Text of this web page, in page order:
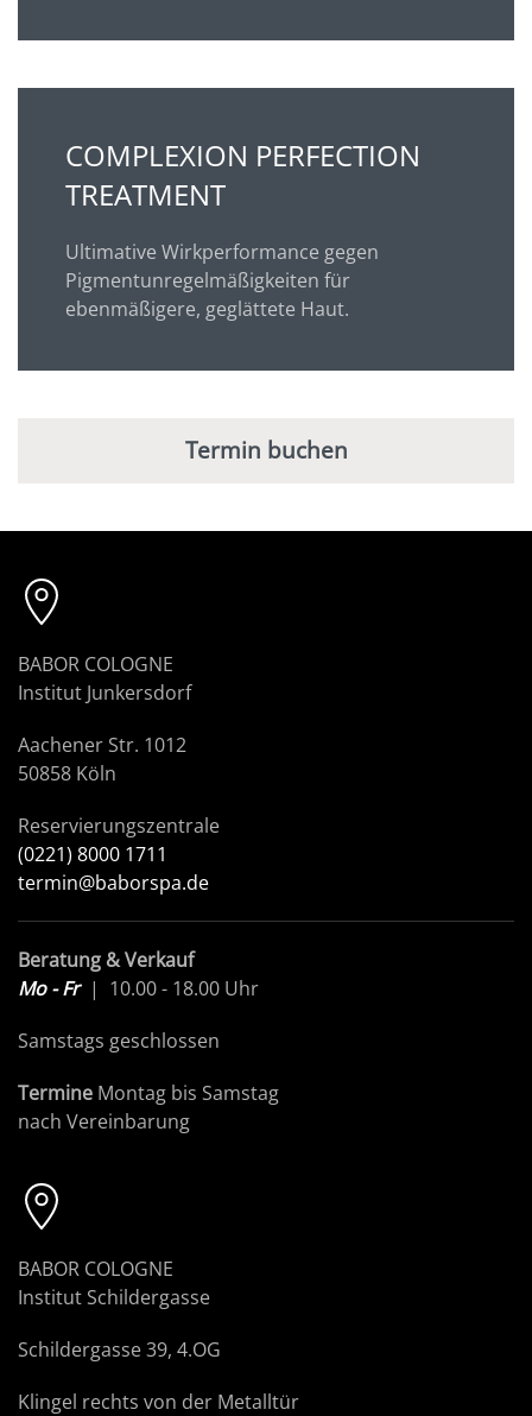
COMPLEXION PERFECTION
TREATMENT
Ultimative Wirkperformance gegen
Pigmentunregelmäßigkeiten für
ebenmäßigere, geglättete Haut.
Termin buchen
BABOR COLOGNE
Institut Junkersdorf
Aachener Str. 1012
50858 Köln
Reservierungszentrale
(0221) 8000 1711
termin@baborspa.de
Beratung & Verkauf
Mo - Fr| 10.00 - 18.00 Uhr
Samstags geschlossen
Termine Montag bis Samstag
nach Vereinbarung
BABOR COLOGNE
Institut Schildergasse
Schildergasse 39, 4.OG
Klingel rechts von der Metalltür